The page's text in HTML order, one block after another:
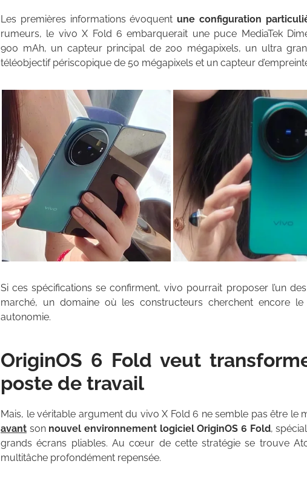
Les premières informations évoquent une configuration
rumeurs, le vivo X Fold 6 embarquerait une puce MediaTek
900 mAh, un capteur principal de 200 mégapixels, un ultra
téléobjectif périscopique de 50 mégapixels et un capteur
Si ces spécifications se confirment, vivo pourrait proposer l’un
marché, un domaine où les constructeurs cherchent encore
autonomie.
OriginOS 6 Fold veut
poste de travail
Mais, le véritable argument du vivo X Fold 6 ne semble pas être le
avant son nouvel environnement logiciel OriginOS 6 Fold,
grands écrans pliables. Au cœur de cette stratégie se trouve
multitâche profondément repensée.